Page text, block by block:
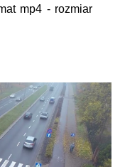
mp4 - rozmiar